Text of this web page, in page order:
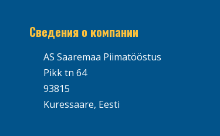
Сведения о компании
AS Saaremaa Piimatööstus
Pikk tn 64
93815
Kuressaare, Eesti